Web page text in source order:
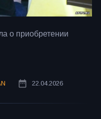
о приобретении
22.04.2026